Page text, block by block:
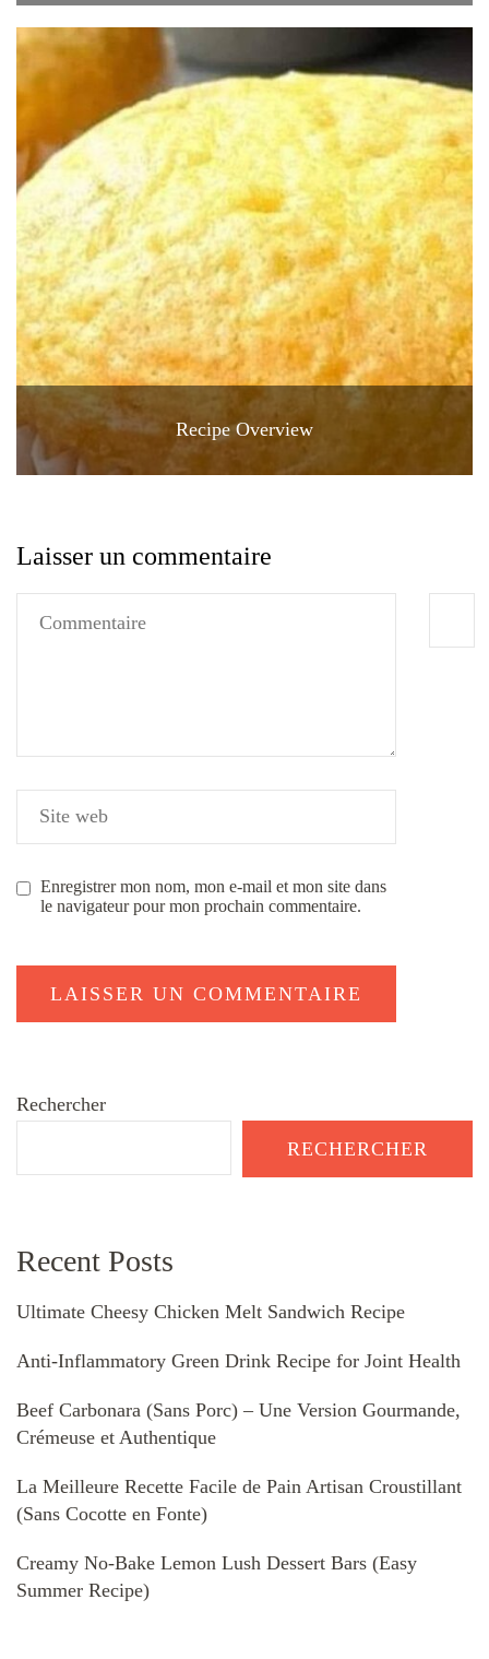
Recipe Overview
Laisser un commentaire
Enregistrer mon nom, mon e-mail et mon site dans
le navigateur pour mon prochain commentaire.
Rechercher
RECHERCHER
Recent Posts
Ultimate Cheesy Chicken Melt Sandwich Recipe
Anti-Inflammatory Green Drink Recipe for Joint Health
Beef Carbonara (Sans Porc) – Une Version Gourmande,
Crémeuse et Authentique
La Meilleure Recette Facile de Pain Artisan Croustillant
(Sans Cocotte en Fonte)
Creamy No-Bake Lemon Lush Dessert Bars (Easy
Summer Recipe)